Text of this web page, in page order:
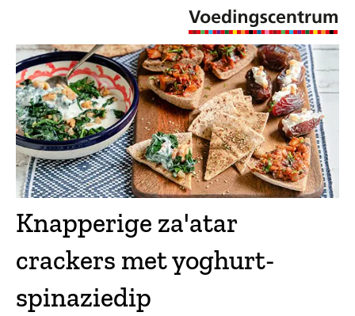
Knapperige za'atar
crackers met yoghurt-
spinaziedip